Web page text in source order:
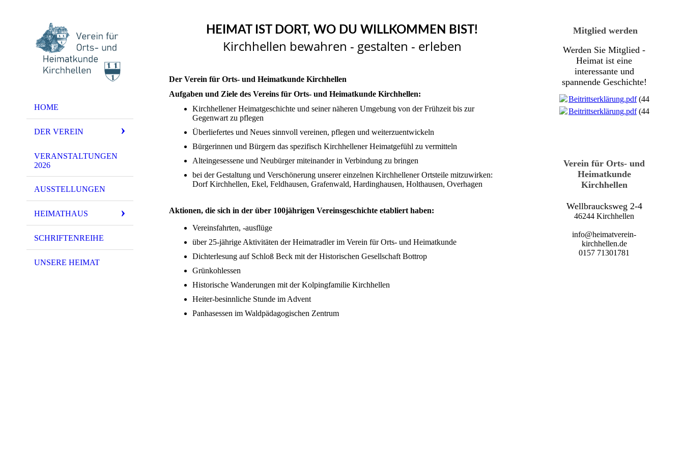
HOME
DER VEREIN
VERANSTALTUNGEN
2026
AUSSTELLUNGEN
HEIMATHAUS
SCHRIFTENREIHE
UNSERE HEIMAT
HEIMAT IST DORT, WO DU WILLKOMMEN BIST!
Kirchhellen bewahren - gestalten - erleben
Der Verein für Orts- und Heimatkunde Kirchhellen
Aufgaben und Ziele des Vereins für Orts- und Heimatkunde Kirchhellen:
Kirchhellener Heimatgeschichte und seiner näheren Umgebung von der Frühzeit bis zur
Gegenwart zu pflegen
Überliefertes und Neues sinnvoll vereinen, pflegen und weiterzuentwickeln
Bürgerinnen und Bürgern das spezifisch Kirchhellener Heimatgefühl zu vermitteln
Alteingesessene und Neubürger miteinander in Verbindung zu bringen
bei der Gestaltung und Verschönerung unserer einzelnen Kirchhellener Ortsteile mitzuwirken:
Dorf Kirchhellen, Ekel, Feldhausen, Grafenwald, Hardinghausen, Holthausen, Overhagen
Aktionen, die sich in der über 100jährigen Vereinsgeschichte etabliert haben:
Vereinsfahrten, -ausflüge
über 25-jährige Aktivitäten der Heimatradler im Verein für Orts- und Heimatkunde
Dichterlesung auf Schloß Beck mit der Historischen Gesellschaft Bottrop
Grünkohlessen
Historische Wanderungen mit der Kolpingfamilie Kirchhellen
Heiter-besinnliche Stunde im Advent
Panhasessen im Waldpädagogischen Zentrum
Mitglied werden
Werden Sie Mitglied -
Heimat ist eine
interessante und
spannende Geschichte!
Beitrittserklärung.pdf(447.47KB)
Beitrittserklärung.pdf(447.47KB)
Verein für Orts- und
Heimatkunde
Kirchhellen
Wellbraucksweg 2-4
46244 Kirchhellen
info@heimatverein-
kirchhellen.de
0157 71301781